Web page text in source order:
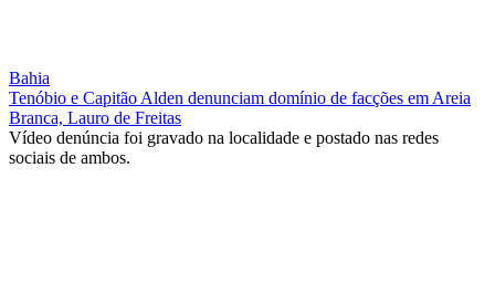
Bahia
Tenóbio e Capitão Alden denunciam domínio de facções em Areia
Branca, Lauro de Freitas
Vídeo denúncia foi gravado na localidade e postado nas redes
sociais de ambos.